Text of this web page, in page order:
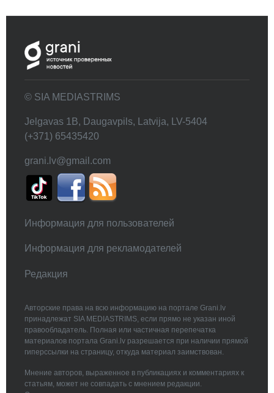
© SIA MEDIASTRIMS
Jelgavas 1B, Daugavpils, Latvija, LV-5404
(+371) 65435420
grani.lv@gmail.com
Информация для пользователей
Информация для рекламодателей
Редакция
Авторские права на всю информацию на портале Grani.lv
принадлежат SIA MEDIASTRIMS, если прямо не указан иной
правообладатель. Полная или частичная перепечатка
материалов портала Grani.lv разрешается при наличии прямой
гиперссылки на страницу, откуда материал заимствован.
Мнение авторов, выраженное в публикациях и комментариях к
статьям, может не совпадать с мнением редакции.